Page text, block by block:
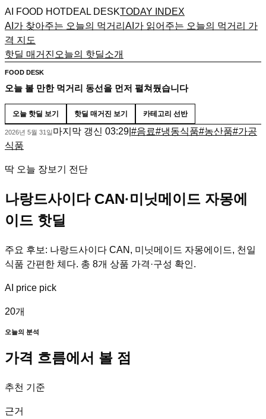
AI FOOD HOTDEAL DESKTODAY INDEX
AI가 찾아주는 오늘의 먹거리 AI가 읽어주는 오늘의 먹거리 가
격 지도
핫딜 매거진 오늘의 핫딜소개
FOOD DESK
오늘 볼 만한 먹거리 동선을 먼저 펼쳐뒀습니다
오늘 핫딜 보기 핫딜 매거진 보기 카테고리 선반
2026년 5월 31일 마지막 갱신 03:29 #음료#냉동식품#농산품#가공
식품
딱 오늘 장보기 전단
나랑드사이다 CAN·미닛메이드 자몽에
이드 핫딜
주요 후보: 나랑드사이다 CAN, 미닛메이드 자몽에이드, 천일
식품 간편한 체다. 총 8개 상품 가격·구성 확인.
AI price pick
20개
오늘의 분석
가격 흐름에서 볼 점
추천 기준
근거